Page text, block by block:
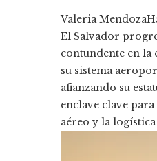
Valeria Mendoza
El Salvador
contundente en la
su sistema
afianzando su
enclave clave
aéreo y la logística